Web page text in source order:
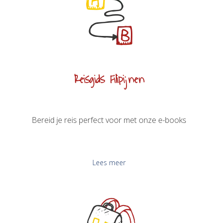
Reisgids Filipijnen
Bereid je reis perfect voor met onze e-books
Lees meer